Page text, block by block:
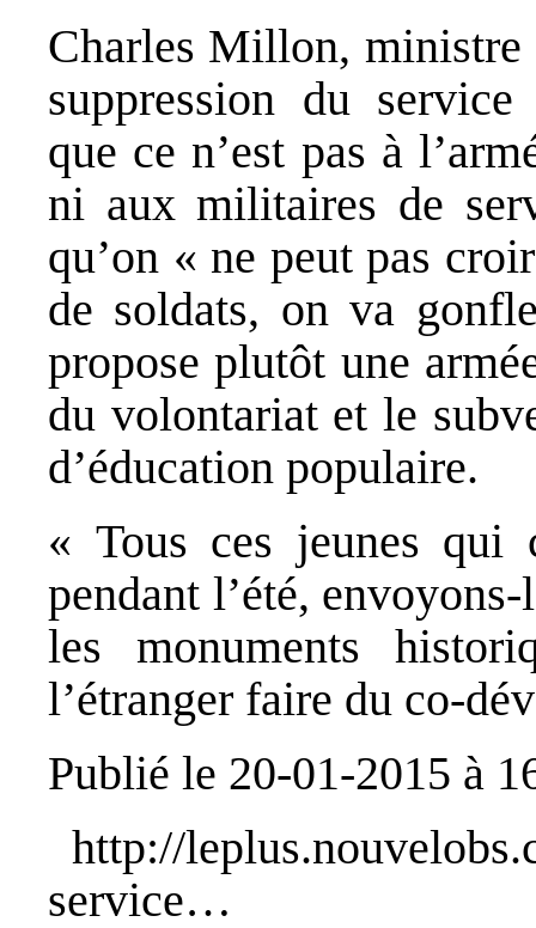
Charles Millon, ministre
suppression du
que ce n’est pas à
ni aux militaires de
qu’on « ne peut pas
de soldats, on va
propose plutôt une
du volontariat et le
d’éducation populaire.
« Tous ces jeunes qui
pendant l’été,
les monuments
l’étranger faire du co-
Publié le 20-01-2015 à
http://
service…